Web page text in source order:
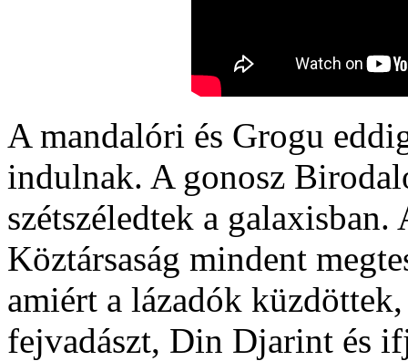
A mandalóri és Grogu
indulnak. A gonosz
szétszéledtek a
Köztársaság mindent
amiért a lázadók
fejvadászt, Din Djarint és